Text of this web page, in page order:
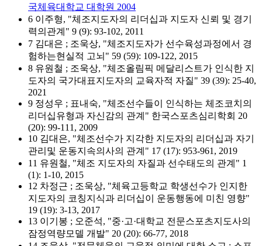
국체육대학교 대학원 2004
6 이주형, "체조지도자의 리더십과 지도자 신뢰 및 경기
력의관계" 9 (9): 93-102, 2011
7 김대은 ; 조욱상, "체조지도자가 선수육성과정에서 경
험하는현실적 고뇌" 59 (59): 109-122, 2015
8 유원철 ; 조욱상, "체조올림픽 메달리스트가 인식한 지
도자의 국가대표지도자의 교육자적 자질" 39 (39): 25-40,
2021
9 정성우 ; 표내숙, "체조선수들이 인식하는 체조코치의
리더십유형과 자신감의 관계" 한국스포츠심리학회 20
(20): 99-111, 2009
10 김대은, "체조선수가 지각한 지도자의 리더십과 자기
관리및 운동지속의사의 관계" 17 (17): 953-961, 2019
11 유원철, "체조 지도자의 자질과 선수태도의 관계" 1
(1): 1-10, 2015
12 차정근 ; 조욱상, "체육고등학교 학생선수가 인지한
지도자의 코칭지식과 리더십이 운동행동에 미친 영향"
19 (19): 3-13, 2017
13 이기봉 ; 오준석, "중·고·대학교 전문스포츠지도사의
잠정역량모델 개발" 20 (20): 66-77, 2018